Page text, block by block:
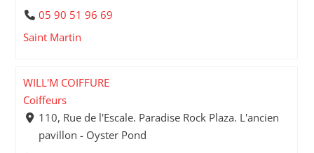
05 90 51 96 69
Saint Martin
WILL'M COIFFURE
Coiffeurs
110, Rue de l'Escale. Paradise Rock Plaza. L'ancien
pavillon - Oyster Pond